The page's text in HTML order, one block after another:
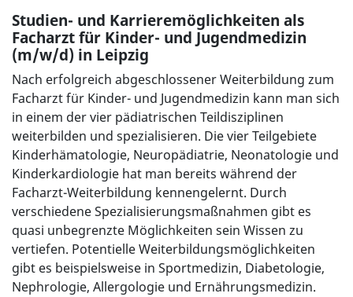
Studien- und Karrieremöglichkeiten als
Facharzt für Kinder- und Jugendmedizin
(m/w/d) in Leipzig
Nach erfolgreich abgeschlossener Weiterbildung zum
Facharzt für Kinder- und Jugendmedizin kann man sich
in einem der vier pädiatrischen Teildisziplinen
weiterbilden und spezialisieren. Die vier Teilgebiete
Kinderhämatologie, Neuropädiatrie, Neonatologie und
Kinderkardiologie hat man bereits während der
Facharzt-Weiterbildung kennengelernt. Durch
verschiedene Spezialisierungsmaßnahmen gibt es
quasi unbegrenzte Möglichkeiten sein Wissen zu
vertiefen. Potentielle Weiterbildungsmöglichkeiten
gibt es beispielsweise in Sportmedizin, Diabetologie,
Nephrologie, Allergologie und Ernährungsmedizin.